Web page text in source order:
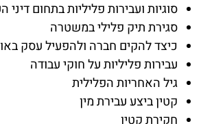
סוגיות ועבירות פליליות בתחום דיני
סגירת תיק פלילי במשטרה
כיצד להקים חברה ולהפעיל עסק
עבירות פליליות על חוקי עבודה
גיל האחריות הפלילית
קטין ביצע עבירת מין
חקירת קטין